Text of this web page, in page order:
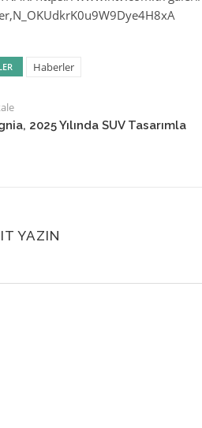
Haberler
2025 Yılında SUV Tasarımla
YAZIN